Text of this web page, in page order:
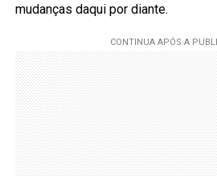
mudanças daqui por diante.